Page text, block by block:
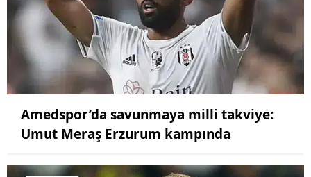
Amedspor’da savunmaya milli takviye:
Umut Meraş Erzurum kampında